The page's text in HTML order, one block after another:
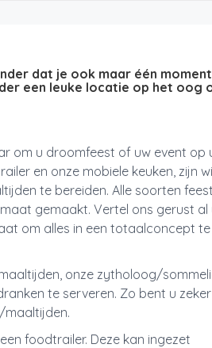
dat je ook maar één
een leuke locatie op het oog
om u droomfeest of uw event op
en onze mobiele keuken, zijn
te bereiden. Alle soorten
gemaakt. Vertel ons gerust al
om alles in een totaalconcept te
onze zytholoog/
te serveren. Zo bent u zeker
maaltijden.
foodtrailer. Deze kan ingezet